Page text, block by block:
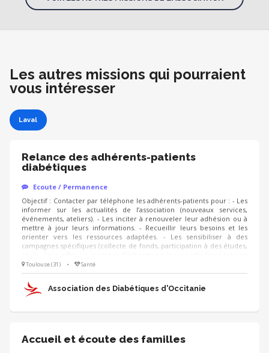
Les autres missions qui pourraient
vous intéresser
Laval
Relance des adhérents-patients
diabétiques
Ecoute / Permanence
Objectif : Contacter par téléphone les adhérents-patients pour : - Les
informer sur les actualités de l’association (nouveaux services,
événements, ateliers). - Les inciter à renouveler leur adhésion ou à
mettre à jour leurs informations. - Recueillir leurs besoins et les
orienter vers les ressources adaptées. - Les sensibiliser à des
campagnes spécifiques (collecte de fonds, participation à des études,
ou répondre à leurs questions. Pourquoi cette mission est
importante ? Vous contribuez directement à améliorer la qualité de
vie des patients. Vous créez du lien et offrez un soutien moral aux
adhérents.
Toulouse (31) • Santé
Association des Diabétiques d'Occitanie
Accueil et écoute des familles